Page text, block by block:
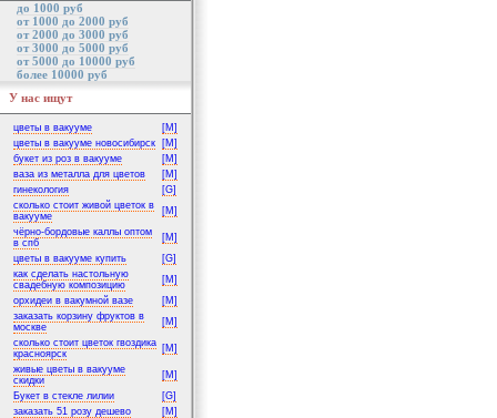
до 1000 руб
от 1000 до 2000 руб
от 2000 до 3000 руб
от 3000 до 5000 руб
от 5000 до 10000 руб
более 10000 руб
У нас ищут
цветы в вакууме
[M]
цветы в вакууме новосибирск
[M]
букет из роз в вакууме
[M]
ваза из металла для цветов
[M]
гинекология
[G]
сколько стоит живой цветок в
вакууме
[M]
чёрно-бордовые каллы оптом
в спб
[M]
цветы в вакууме купить
[G]
как сделать настольную
свадебную композицию
[M]
орхидеи в вакумной вазе
[M]
заказать корзину фруктов в
москве
[M]
сколько стоит цветок гвоздика
красноярск
[M]
живые цветы в вакууме
скидки
[M]
Букет в стекле лилии
[G]
заказать 51 розу дешево
[M]